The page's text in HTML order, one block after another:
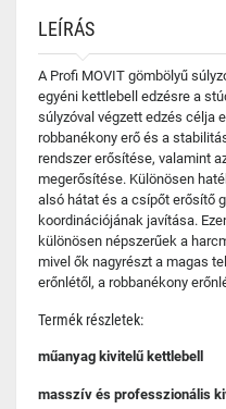
LEÍRÁS
A Profi MOVIT gömbölyű
egyéni kettlebell edzésre a
súlyzóval végzett edzés célja
robbanékony erő és a
rendszer erősítése, valamint
megerősítése. Különösen
alsó hátat és a csípőt erősítő
koordinációjának javítása.
különösen népszerűek a
mivel ők nagyrészt a magas
erőnlétől, a robbanékony
Termék részletek:
műanyag kivitelű kettlebell
masszív és professzionális